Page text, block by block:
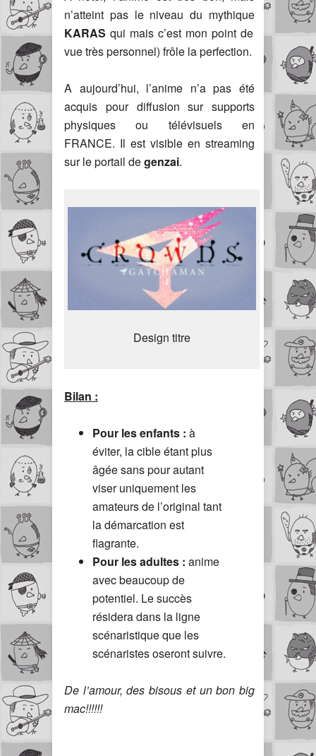
n’atteint pas le niveau du mythique
KARAS qui mais c’est mon point de
vue très personnel) frôle la perfection.
A aujourd’hui, l’anime n’a pas été
acquis pour diffusion sur supports
physiques ou télévisuels en
FRANCE. Il est visible en streaming
sur le portail degenzai.
Design titre
Bilan :
Pour les enfants : à
éviter, la cible étant plus
âgée sans pour autant
viser uniquement les
amateurs de l’original tant
la démarcation est
flagrante.
Pour les adultes : anime
avec beaucoup de
potentiel. Le succès
résidera dans la ligne
scénaristique que les
scénaristes oseront suivre.
De l’amour, des bisous et un bon big
mac!!!!!!